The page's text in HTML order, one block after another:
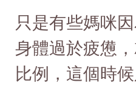
只是有些媽咪
身體過於疲憊
比例，這個時